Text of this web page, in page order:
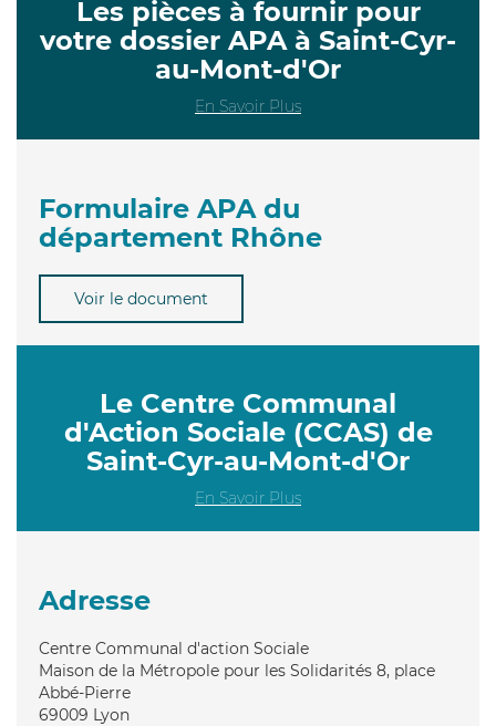
Les pièces à fournir pour
votre dossier APA à Saint-Cyr-
au-Mont-d'Or
En Savoir Plus
Formulaire APA du
département Rhône
Voir le document
Le Centre Communal
d'Action Sociale (CCAS) de
Saint-Cyr-au-Mont-d'Or
En Savoir Plus
Adresse
Centre Communal d'action Sociale
Maison de la Métropole pour les Solidarités 8, place
Abbé-Pierre
69009 Lyon